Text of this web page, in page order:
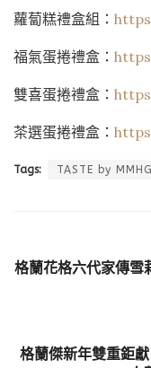
蘿蔔糕禮盒組：
福氣蛋捲禮盒：
雙喜蛋捲禮盒：
茶選蛋捲禮盒：
Tags: TASTE by MMHG
格蘭花格六代家傳雪
格蘭傑新年雙重鉅